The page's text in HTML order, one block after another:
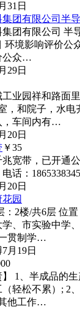
31日
团有限公司半导
团有限公司 半
环境影响评价公
公众…
29日
业园祥和路面
，和院子，水电
，车间内有…
20日
￥35
宽带，已开通
话：
20日
园
：2楼/共6层 位
、市实验中学
贯制学…
7月19日
1、半成品的
轻松不累）; 2
他工作…